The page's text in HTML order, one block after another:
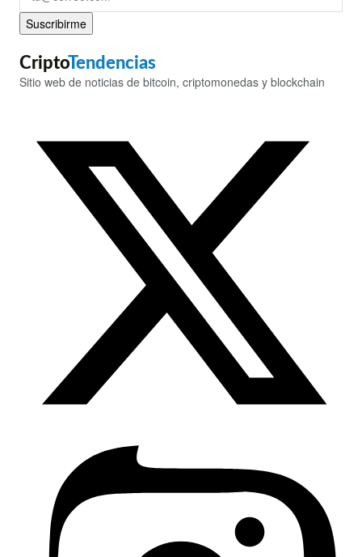
Suscribirme
CriptoTendencias
Sitio web de noticias de bitcoin, criptomonedas y blockchain